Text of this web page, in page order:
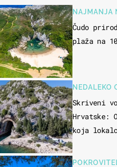
NAJMANJA
Čudo
plaža na
NEDALEKO
Skriveni
Hrvatske:
koja